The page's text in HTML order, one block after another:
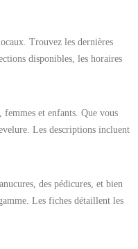
Trouvez les dernières
disponibles, les horaires
et enfants. Que vous
Les descriptions incluent
des pédicures, et bien
Les fiches détaillent les